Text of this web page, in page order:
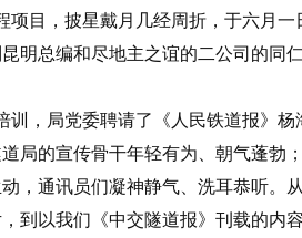
目，披星戴月几经周折，于六月一
明总编和尽地主之谊的二公司的同
，局党委聘请了《人民铁道报》杨
局的宣传骨干年轻有为、朝气蓬勃
，通讯员们凝神静气、洗耳恭听。从
到以我们《中交隧道报》刊载的内